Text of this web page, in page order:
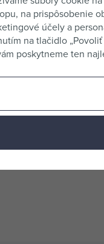
Michal
Líbí se
na prispôsobenie
účely a
na tlačidlo
poskytneme ten